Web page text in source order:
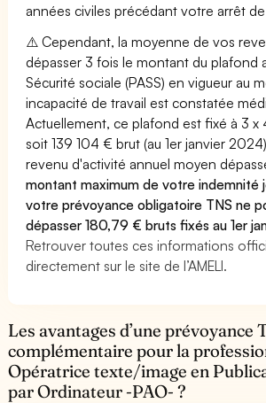
années civiles précédant votre arrêt
⚠️ Cependant, la moyenne de vos
dépasser 3 fois le montant du plafond
Sécurité sociale (PASS) en vigueur au
incapacité de travail est constatée
Actuellement, ce plafond est fixé à 3
soit 139 104 € brut (au 1er janvier
revenu d'activité annuel moyen
montant maximum de votre indemnité
votre prévoyance obligatoire TNS ne
dépasser 180,79 € bruts fixés au 1er
Retrouver toutes ces informations
directement sur le site de l’AMELI.
Les avantages d’une prévoyance
complémentaire pour la
Opératrice texte/image en
par Ordinateur -PAO- ?